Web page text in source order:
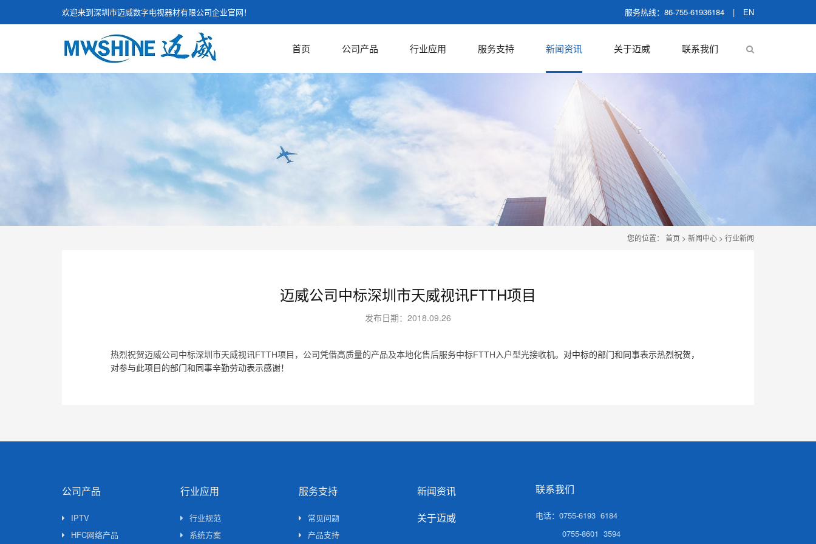
欢迎来到深圳市迈威数字电视器材有限公司企业官网！ 服务热线：86-755-61936184 | EN
首页 公司产品 行业应用 服务支持 新闻资讯 关于迈威 联系我们
您的位置： 首页 > 新闻中心 > 行业新闻
迈威公司中标深圳市天威视讯FTTH项目
发布日期：2018.09.26
热烈祝贺迈威公司中标深圳市天威视讯FTTH项目，公司凭借高质量的产品及本地化售后服务中标FTTH入户型光接收机。 对中标的部门和同事表示热烈祝贺，
对参与此项目的部门和同事辛勤劳动表示感谢！
公司产品
IPTV
HFC网络产品
行业应用
行业规范
系统方案
服务支持
常见问题
产品支持
新闻资讯
关于迈威
联系我们
电话：0755-6193 6184
0755-8601 3594